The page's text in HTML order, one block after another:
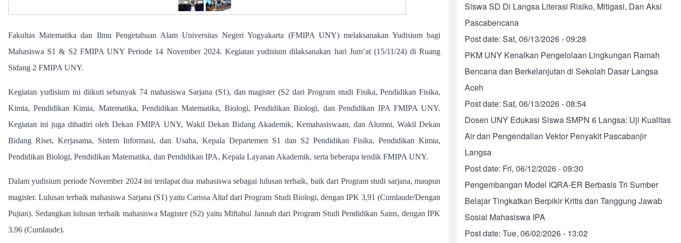
Fakultas Matematika dan Ilmu Pengetahuan Alam Universitas Negeri Yogyakarta (FMIPA UNY) melaksanakan Yudisium bagi
Mahasiswa S1 & S2 FMIPA UNY Periode 14 November 2024. Kegiatan yudisium dilaksanakan hari Jum’at (15/11/24) di Ruang
Sidang 2 FMIPA UNY.
Kegiatan yudisium ini diikuti sebanyak 74 mahasiswa Sarjana (S1), dan magister (S2 dari Program studi Fisika, Pendidikan Fisika,
Kimia, Pendidikan Kimia, Matematika, Pendidikan Matematika, Biologi, Pendidikan Biologi, dan Pendidikan IPA FMIPA UNY.
Kegiatan ini juga dihadiri oleh Dekan FMIPA UNY, Wakil Dekan Bidang Akademik, Kemahasiswaan, dan Alumni, Wakil Dekan
Bidang Riset, Kerjasama, Sistem Informasi, dan Usaha, Kepala Departemen S1 dan S2 Pendidikan Fisika, Pendidikan Kimia,
Pendidikan Biologi, Pendidikan Matematika, dan Pendidikan IPA, Kepala Layanan Akademik, serta beberapa tendik FMIPA UNY.
Dalam yudisium periode November 2024 ini terdapat dua mahasiswa sebagai lulusan terbaik, baik dari Program studi sarjana, maupun
magister. Lulusan terbaik mahasiswa Sarjana (S1) yaitu Carissa Altaf dari Program Studi Biologi, dengan IPK 3,91 (Cumlaude/Dengan
Pujian). Sedangkan lulusan terbaik mahasiswa Magister (S2) yaitu Miftahul Jannah dari Program Studi Pendidikan Sains, dengan IPK
3,96 (Cumlaude).
Siswa SD Di Langsa Literasi Risiko, Mitigasi, Dan Aksi
Pascabencana
Post date:Sat, 06/13/2026 - 09:28
PKM UNY Kenalkan Pengelolaan Lingkungan Ramah
Bencana dan Berkelanjutan di Sekolah Dasar Langsa
Aceh
Post date:Sat, 06/13/2026 - 08:54
Dosen UNY Edukasi Siswa SMPN 6 Langsa: Uji Kualitas
Air dan Pengendalian Vektor Penyakit Pascabanjir
Langsa
Post date: Fri, 06/12/2026 - 09:30
Pengembangan Model IQRA-ER Berbasis Tri Sumber
Belajar Tingkatkan Berpikir Kritis dan Tanggung Jawab
Sosial Mahasiswa IPA
Post date:Tue, 06/02/2026 - 13:02